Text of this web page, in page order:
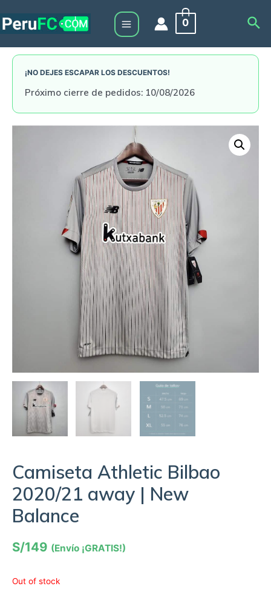
to
Main
Menu
0
¡NO DEJES ESCAPAR LOS DESCUENTOS!
Próximo cierre de pedidos: 10/08/2026
Camiseta Athletic Bilbao
2020/21 away | New
Balance
S/149 (Envío ¡GRATIS!)
Out of stock